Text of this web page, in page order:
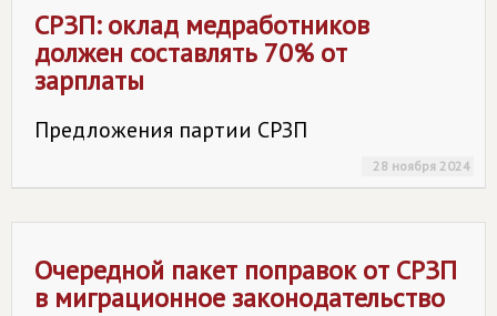
СРЗП: оклад медработников
должен составлять 70% от
зарплаты
Предложения партии СРЗП
28 ноября 2024
Очередной пакет поправок от СРЗП
в миграционное законодательство